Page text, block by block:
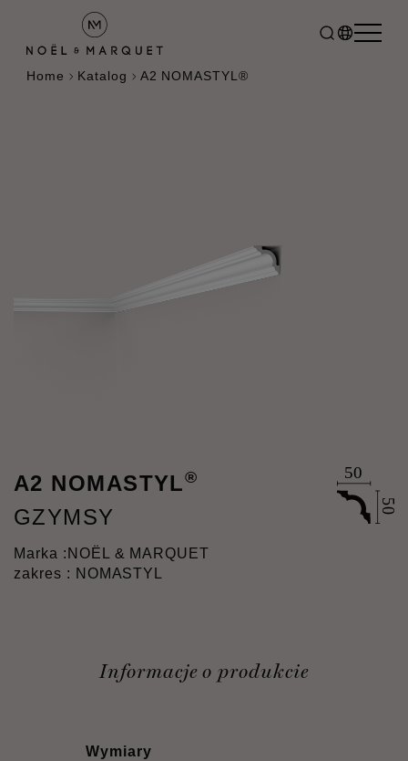
Home Katalog A2 NOMASTYL®
A2 NOMASTYL®
GZYMSY
Marka : NOËL & MARQUET
zakres : NOMASTYL
Informacje o produkcie
Wymiary